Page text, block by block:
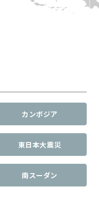
カンボジア
東日本大震災
南スーダン